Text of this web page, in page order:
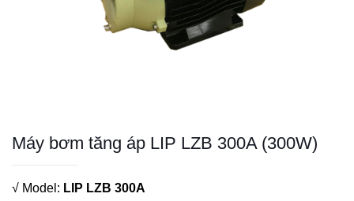
Máy bơm tăng áp LIP LZB 300A (300W)
√ Model: LIP LZB 300A